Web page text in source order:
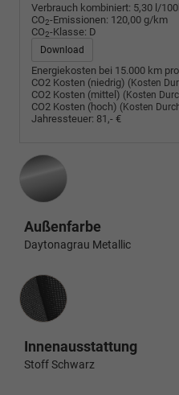
Verbrauch kombiniert: 5,30 l/
CO2-Emissionen: 120,00 g/km
CO2-Klasse: D
Download
Energiekosten bei 15.000 km
CO2 Kosten (niedrig) (Kosten
CO2 Kosten (mittel) (Kosten
CO2 Kosten (hoch) (Kosten
Jahressteuer: 81,- €
Außenfarbe
Daytonagrau Metallic
Innenausstattung
Innenausstattung
Stoff Schwarz